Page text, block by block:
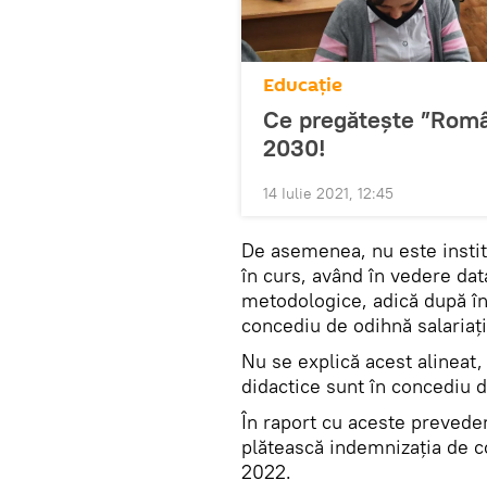
Educație
Ce pregătește
2030!
14 Iulie 2021, 12:45
De asemenea, nu este
în curs, având în vedere
metodologice, adică după
concediu de odihnă
Nu se explică acest
didactice sunt în concediu
În raport cu aceste
plătească indemnizația de
2022.